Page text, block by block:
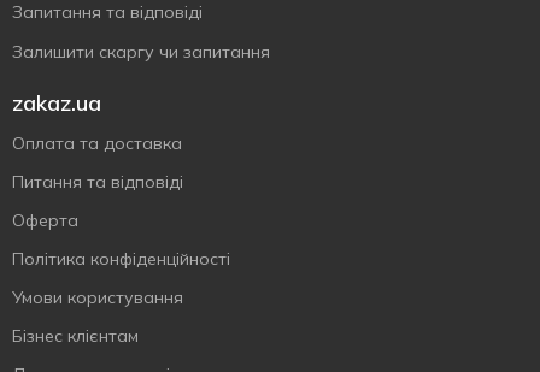
Запитання та відповіді
Залишити скаргу чи запитання
zakaz.ua
Оплата та доставка
Питання та відповіді
Оферта
Політика конфіденційності
Умови користування
Бізнес клієнтам